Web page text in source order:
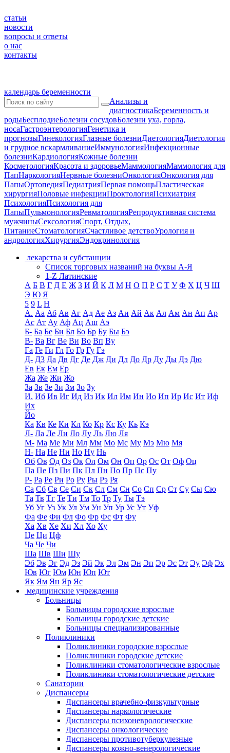
статьи
новости
вопросы и ответы
о нас
контакты
календарь беременности
Анализы и
диагностикаБеременность и
родыБесплодиеБолезни сосудовБолезни уха, горла,
носаГастроэнтерологияГенетика и
прогнозыГинекологияГлазные болезниДиетологияДиетология
и грудное вскармливаниеИммунологияИнфекционные
болезниКардиологияКожные болезни
КосметологияКрасота и здоровьеМаммологияМаммология для
ПапНаркологияНервные болезниОнкологияОнкология для
ПапыОртопедияПедиатрияПервая помощьПластическая
хирургияПоловые инфекцииПроктологияПсихиатрия
ПсихологияПсихология для
ПапыПульмонологияРевматологияРепродуктивная система
мужчиныСексологияСпорт, Отдых,
ПитаниеСтоматологияСчастливое детствоУрология и
андрологияХирургияЭндокринология
лекарства и субстанции
Список торговых названий на буквы А-Я
1-Z Латинские
А Б В Г Д Е Ж З И Й К Л М Н О П Р С Т У Ф Х Ц Ч Ш
Э Ю Я
5 9 L H
А. Аа Аб Ав Аг Ад Ае Аз Аи Ай Ак Ал Ам Ан Ап Ар
Ас Ат Ау Аф Ац Аш Аэ
Б- Ба Бе Би Бл Бо Бр Бу Бы Бэ
В- Ва Вг Ве Ви Во Вп Ву
Га Ге Ги Гл Го Гр Гу Гэ
Д- Д3 Да Дв Дг Де Дж Ди Дл До Др Ду Ды Дэ Дю
Ев Ек Ем Ер
Жа Же Жи Жо
За Зв Зе Зи Зм Зо Зу
И. Иб Ив Иг Ид Из Ик Ил Им Ин Ио Ип Ир Ис Ит Иф
Их
Йо
Ка Кв Ке Ки Кл Ко Кр Кс Ку Кь Кэ
Л- Ла Ле Ли Ло Лу Ль Лю Ля
М- Ма Ме Ми Мл Мм Мо Мс Му Мэ Мю Мя
Н- На Не Ни Но Ну Нь
Об Ов Од Оз Ок Ол Ом Он Оп Ор Ос От Оф Оц
Па Пе Пз Пи Пк Пл Пн По Пр Пс Пу
Р- Ра Ре Ри Ро Ру Ры Рэ Ря
Са Сб Св Се Си Ск Сл См Сн Со Сп Ср Ст Су Сы Сю
Та Тв Тг Те Ти Тм То Тр Ту Ты Тэ
Уб Уг Уз Ук Ул Ум Ун Уп Ур Ус Ут Уф
Фа Фе Фи Фл Фо Фр Фс Фт Фу
Ха Хв Хе Хи Хл Хо Ху
Це Ци Цф
Ча Че Чи
Ша Шв Ши Шу
Эб Эв Эг Эд Эз Эй Эк Эл Эм Эн Эп Эр Эс Эт Эу Эф Эх
Юв Юг Юм Юн Юп Ют
Як Ям Ян Яр Яс
медицинские учреждения
Больницы
Больницы городские взрослые
Больницы городские детские
Больницы специализированные
Поликлиники
Поликлиники городские взрослые
Поликлиники городские детские
Поликлиники стоматологические взрослые
Поликлиники стоматологические детские
Санатории
Диспансеры
Диспансеры врачебно-физкультурные
Диспансеры наркологические
Диспансеры психоневрологические
Диспансеры онкологические
Диспансеры противотуберкулезные
Диспансеры кожно-венерологические